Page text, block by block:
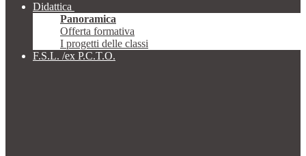
Didattica
Panoramica
Offerta formativa
I progetti delle classi
F.S.L. /ex P.C.T.O.